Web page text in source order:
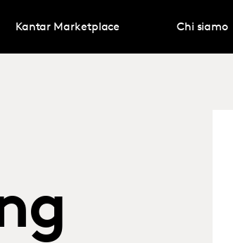
Kantar Marketplace Chi siamo